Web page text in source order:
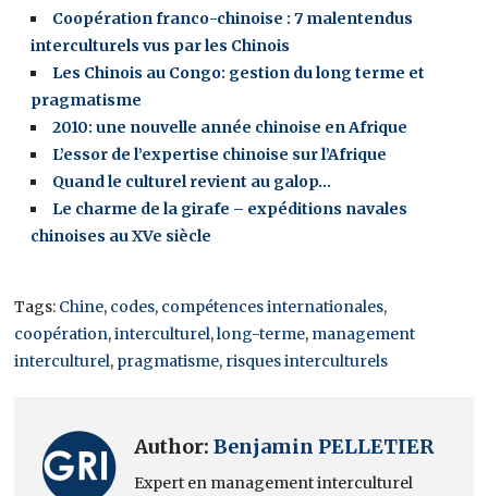
Coopération franco-chinoise : 7 malentendus
interculturels vus par les Chinois
Les Chinois au Congo: gestion du long terme et
pragmatisme
2010: une nouvelle année chinoise en Afrique
L’essor de l’expertise chinoise sur l’Afrique
Quand le culturel revient au galop…
Le charme de la girafe – expéditions navales
chinoises au XVe siècle
Tags: Chine, codes, compétences internationales,
coopération,interculturel,long-terme, management
interculturel, pragmatisme, risques interculturels
Author:Benjamin PELLETIER
Expert en management interculturel